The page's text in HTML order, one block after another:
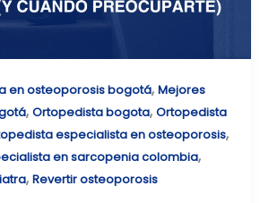
en osteoporosis bogotá, Mejores
, Ortopedista bogota, Ortopedista
especialista en osteoporosis,
en sarcopenia colombia,
, Revertir osteoporosis